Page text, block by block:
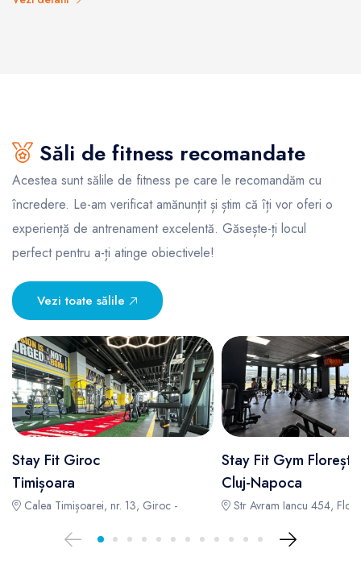
Săli de fitness recomandate
Acestea sunt sălile de fitness pe care le recomandăm cu
încredere. Le-am verificat amănunțit și știm că îți vor oferi o
experiență de antrenament excelentă. Găsește-ți locul
perfect pentru a-ți atinge obiectivele!
Vezi toate sălile
Stay Fit Giroc
Timișoara
Calea Timișoarei, nr. 13, Giroc -
Stay Fit Gym Florești
Cluj-Napoca
Str Avram Iancu 454,